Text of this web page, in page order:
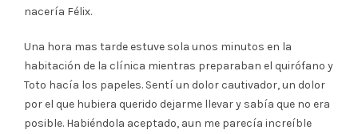
nacería Félix.
Una hora mas tarde estuve sola unos minutos en la
habitación de la clínica mientras preparaban el quirófano y
Toto hacía los papeles. Sentí un dolor cautivador, un dolor
por el que hubiera querido dejarme llevar y sabía que no era
posible. Habiéndola aceptado, aun me parecía increíble